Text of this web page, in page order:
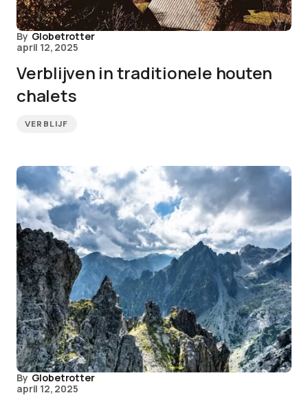
By Globetrotter
april 12, 2025
Verblijven in traditionele houten
chalets
VERBLIJF
By Globetrotter
april 12, 2025